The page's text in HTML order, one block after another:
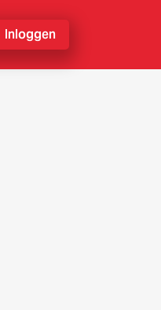
Inloggen